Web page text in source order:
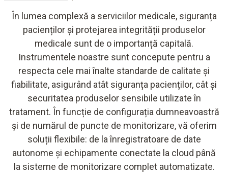
În lumea complexă a serviciilor medicale, siguranța
pacienților și protejarea integrității produselor
medicale sunt de o importanță capitală.
Instrumentele noastre sunt concepute pentru a
respecta cele mai înalte standarde de calitate și
fiabilitate, asigurând atât siguranța pacienților, cât și
securitatea produselor sensibile utilizate în
tratament. În funcție de configurația dumneavoastră
și de numărul de puncte de monitorizare, vă oferim
soluții flexibile: de la înregistratoare de date
autonome și echipamente conectate la cloud până
la sisteme de monitorizare complet automatizate.